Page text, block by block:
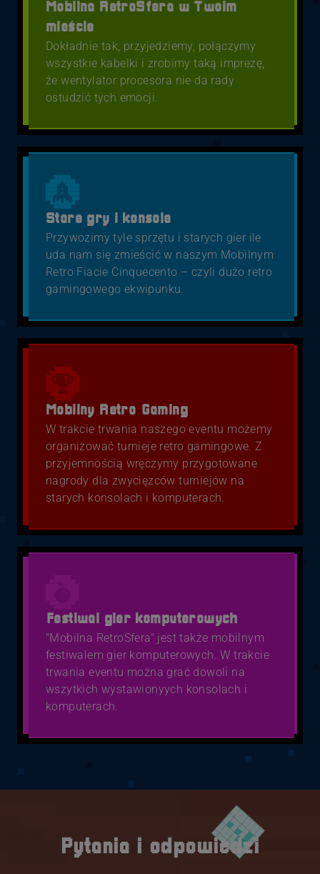
Mobilna RetroSfera w Twoim
mieście
Dokładnie tak, przyjedziemy, połączymy
wszystkie kabelki i zrobimy taką imprezę,
że wentylator procesora nie da rady
ostudzić tych emocji.
Stare gry i konsole
Przywozimy tyle sprzętu i starych gier ile
uda nam się zmieścić w naszym Mobilnym
Retro Fiacie Cinquecento – czyli dużo retro
gamingowego ekwipunku.
Mobilny Retro Gaming
W trakcie trwania naszego eventu możemy
organizować turnieje retro gamingowe. Z
przyjemnością wręczymy przygotowane
nagrody dla zwycięzców turniejów na
starych konsolach i komputerach.
Festiwal gier komputerowych
"Mobilna RetroSfera" jest także mobilnym
festiwalem gier komputerowych. W trakcie
trwania eventu można grać dowoli na
wszytkich wystawionyych konsolach i
komputerach.
Pytania i odpowiedzi